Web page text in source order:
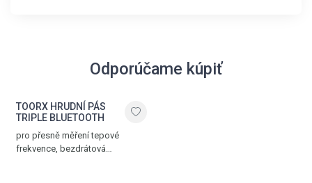
Odporúčame kúpiť
TOORX HRUDNÍ PÁS
TRIPLE BLUETOOTH
pro přesně měření tepové
frekvence, bezdrátová